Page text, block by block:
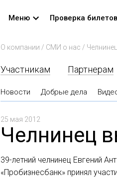
Меню Проверка билетов
О компании / СМИ о нас /
Участникам Партнерам
Новости Добрые дела
25 мая 2012
Челнинец
39-летний челнинец Евгений
«Пробизнесбанк» принял